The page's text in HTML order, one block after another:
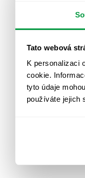
Tato webová
K personalizaci
cookie.
tyto údaje
používáte jejich